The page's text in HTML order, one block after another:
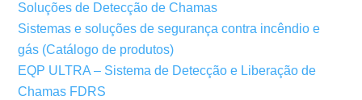
Soluções de Detecção de Chamas
Sistemas e soluções de segurança contra incêndio e
gás (Catálogo de produtos)
EQP ULTRA – Sistema de Detecção e Liberação de
Chamas FDRS